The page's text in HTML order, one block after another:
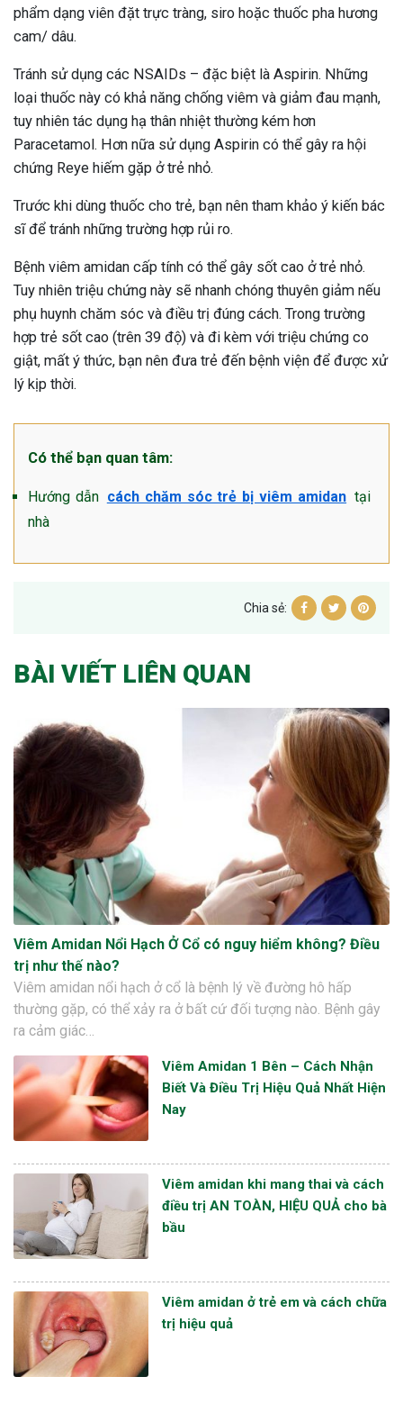
phẩm dạng viên đặt trực tràng, siro hoặc thuốc pha hương
cam/ dâu.
Tránh sử dụng các NSAIDs – đặc biệt là Aspirin. Những
loại thuốc này có khả năng chống viêm và giảm đau mạnh,
tuy nhiên tác dụng hạ thân nhiệt thường kém hơn
Paracetamol. Hơn nữa sử dụng Aspirin có thể gây ra hội
chứng Reye hiếm gặp ở trẻ nhỏ.
Trước khi dùng thuốc cho trẻ, bạn nên tham khảo ý kiến bác
sĩ để tránh những trường hợp rủi ro.
Bệnh viêm amidan cấp tính có thể gây sốt cao ở trẻ nhỏ.
Tuy nhiên triệu chứng này sẽ nhanh chóng thuyên giảm nếu
phụ huynh chăm sóc và điều trị đúng cách. Trong trường
hợp trẻ sốt cao (trên 39 độ) và đi kèm với triệu chứng co
giật, mất ý thức, bạn nên đưa trẻ đến bệnh viện để được xử
lý kịp thời.
Có thể bạn quan tâm:
Hướng dẫn cách chăm sóc trẻ bị viêm amidan tại
nhà
Chia sẻ:
BÀI VIẾT LIÊN QUAN
Viêm Amidan Nổi Hạch Ở Cổ có nguy hiểm không? Điều
trị như thế nào?
Viêm amidan nổi hạch ở cổ là bệnh lý về đường hô hấp
thường gặp, có thể xảy ra ở bất cứ đối tượng nào. Bệnh gây
ra cảm giác…
Viêm Amidan 1 Bên – Cách Nhận
Biết Và Điều Trị Hiệu Quả Nhất Hiện
Nay
Viêm amidan khi mang thai và cách
điều trị AN TOÀN, HIỆU QUẢ cho bà
bầu
Viêm amidan ở trẻ em và cách chữa
trị hiệu quả